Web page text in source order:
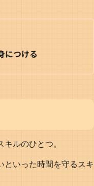
につける
ルのひとつ。
いった時間を守るスキ